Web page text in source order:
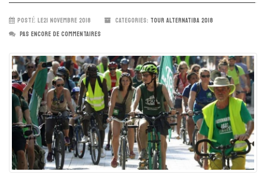
POSTÉ LE21 NOVEMBRE 2018 CATEGORIES: TOUR ALTERNATIBA 2018
PAS ENCORE DE COMMENTAIRES